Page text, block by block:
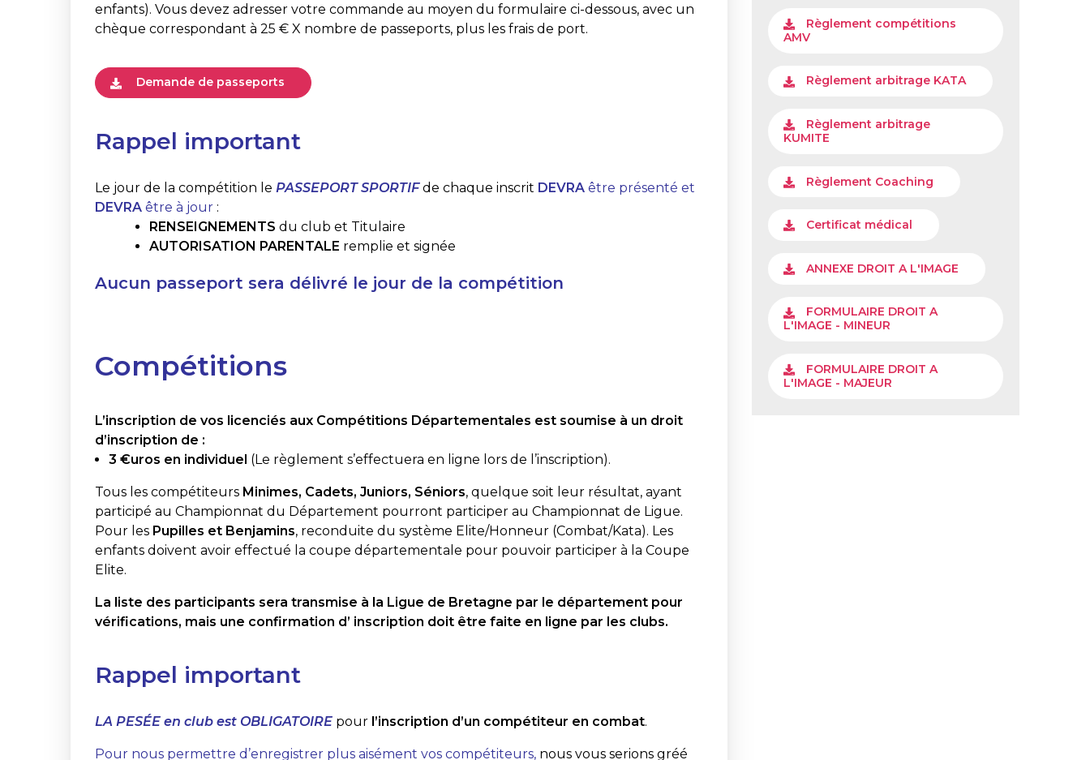
enfants). Vous devez adresser votre commande au moyen du formulaire ci-dessous, avec un
chèque correspondant à 25 € X nombre de passeports, plus les frais de port.
Demande de passeports
Rappel important
Le jour de la compétition le PASSEPORT SPORTIFde chaque inscrit DEVRA être présenté et
DEVRA être à jour :
RENSEIGNEMENTS du club et Titulaire
AUTORISATION PARENTALE remplie et signée
Aucun passeport sera délivré le jour de la compétition
Compétitions
L’inscription de vos licenciés aux Compétitions Départementales est soumise à un droit
d’inscription de :
3 €uros en individuel (Le règlement s’effectuera en ligne lors de l’inscription).
Tous les compétiteurs Minimes, Cadets, Juniors, Séniors, quelque soit leur résultat, ayant
participé au Championnat du Département pourront participer au Championnat de Ligue.
Pour les Pupilles et Benjamins, reconduite du système Elite/Honneur (Combat/Kata). Les
enfants doivent avoir effectué la coupe départementale pour pouvoir participer à la Coupe
Elite.
La liste des participants sera transmise à la Ligue de Bretagne par le département pour
vérifications, mais une confirmation d’ inscription doit être faite en ligne par les clubs.
Rappel important
LA PESÉE en club est OBLIGATOIRE pour l’inscription d’un compétiteur en combat.
Pour nous permettre d’enregistrer plus aisément vos compétiteurs, nous vous serions gréé
Règlement compétitions
AMV
Règlement arbitrage KATA
Règlement arbitrage
KUMITE
Règlement Coaching
Certificat médical
ANNEXE DROIT A L'IMAGE
FORMULAIRE DROIT A
L'IMAGE - MINEUR
FORMULAIRE DROIT A
L'IMAGE - MAJEUR